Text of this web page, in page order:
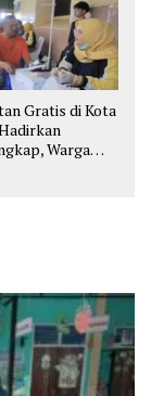
Gratis di Kota
Warga